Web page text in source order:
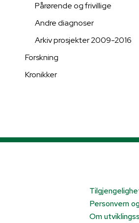
Pårørende og frivillige
Andre diagnoser
Arkiv prosjekter 2009-2016
Forskning
Kronikker
Personvern
Om